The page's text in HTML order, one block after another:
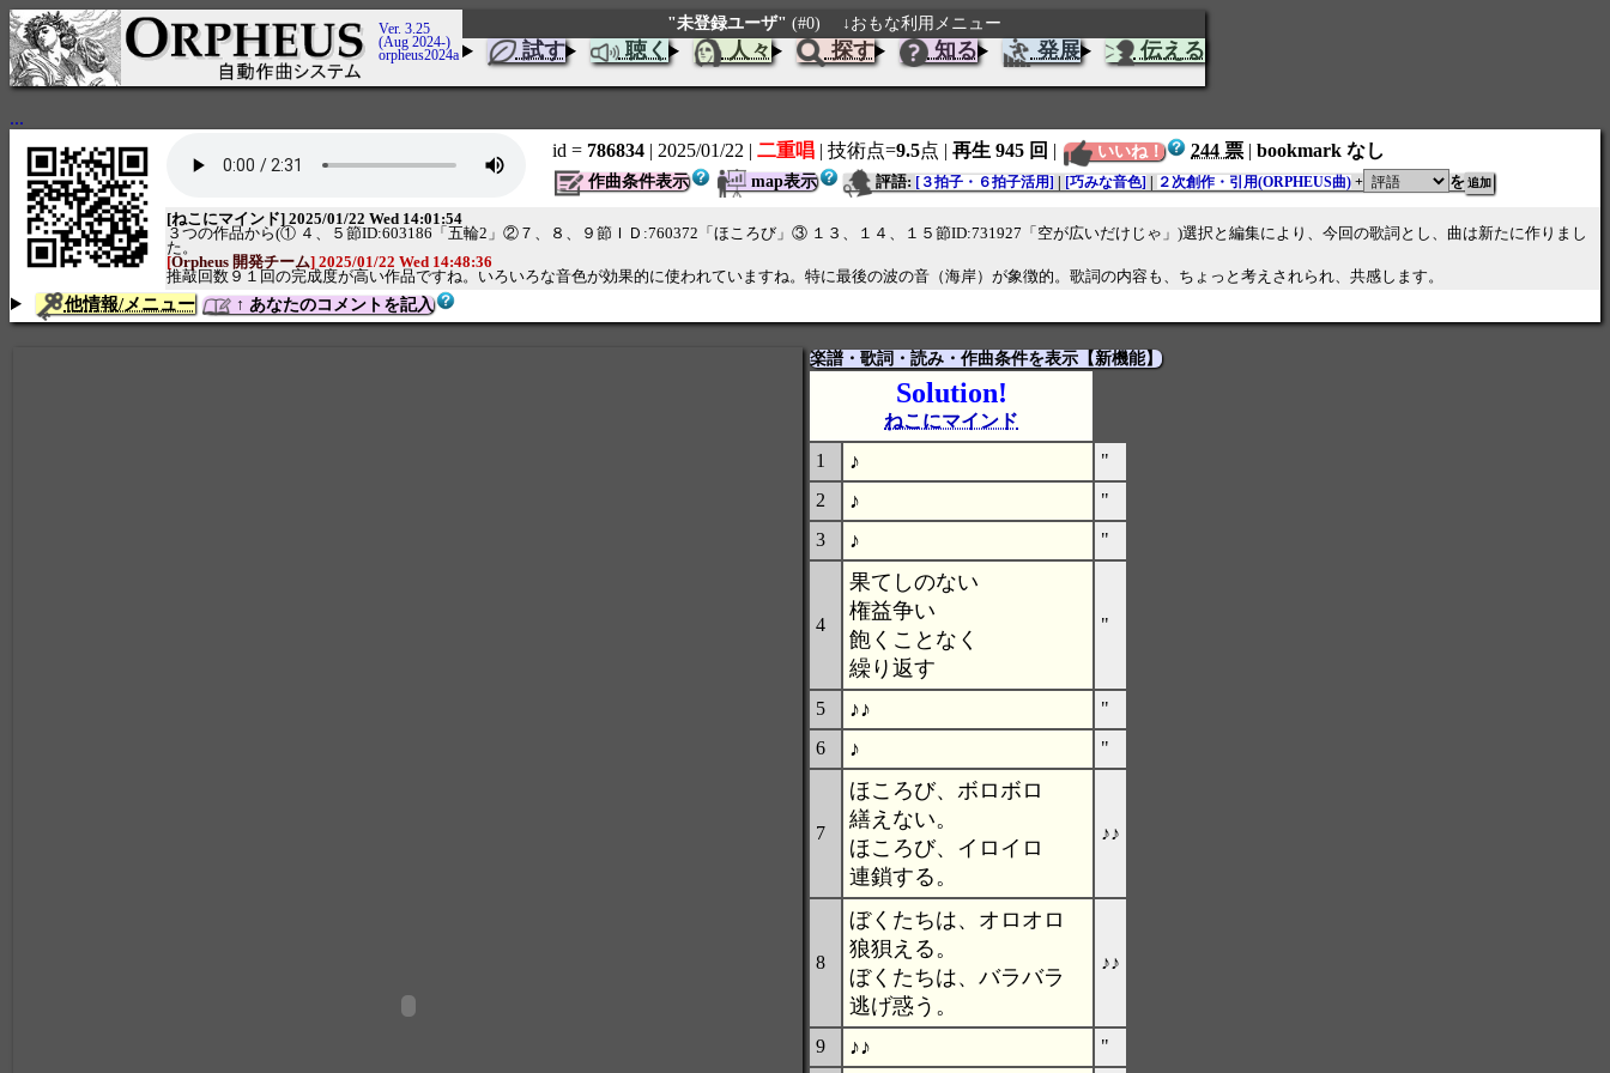
Ver. 3.25
(Aug 2024-)
orpheus2024a
"未登録ユーザ" (#0) ↓おもな利用メニュー
試す 聴く 人々 探す 知る 発展 伝える
...
id = 786834 | 2025/01/22 | 二重唱 | 技術点=9.5点 | 再生 945 回 | いいね！ 244 票 | bookmark なし
作曲条件表示 map表示 評語: [３拍子・６拍子活用] [巧みな音色] ２次創作・引用(ORPHEUS曲) + を
[ねこにマインド] 2025/01/22 Wed 14:01:54
３つの作品から(① ４、５節ID:603186「五輪2」②７、８、９節ＩＤ:760372「ほころび」③ １３、１４、１５節ID:731927「空が広いだけじゃ」)選択と編集により、今回の歌詞とし、曲は新たに作りまし
た。
[Orpheus 開発チーム] 2025/01/22 Wed 14:48:36
推敲回数９１回の完成度が高い作品ですね。いろいろな音色が効果的に使われていますね。特に最後の波の音（海岸）が象徴的。歌詞の内容も、ちょっと考えされられ、共感します。
他情報/メニュー ↑ あなたのコメントを記入
楽譜・歌詞・読み・作曲条件を表示【新機能】
Solution!
ねこにマインド
1
♪
"
2
♪
"
3
♪ "
4
果てしのない
権益争い
飽くことなく
繰り返す
"
5 ♪♪
"
6
♪ "
7
ほころび、ボロボロ
繕えない。
ほころび、イロイロ
連鎖する。
♪♪
8
ぼくたちは、オロオロ
狼狽える。
ぼくたちは、バラバラ
逃げ惑う。
♪♪
9 ♪♪
"